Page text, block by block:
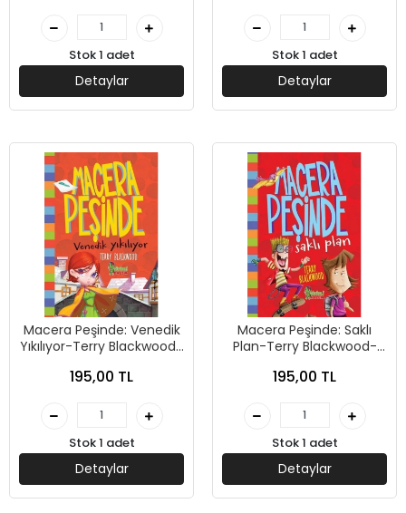
Stok 1 adet
Detaylar
Stok 1 adet
Detaylar
Macera Peşinde: Venedik
Yıkılıyor-Terry Blackwood-
195,00 TL
Stok 1 adet
Detaylar
Macera Peşinde: Saklı
Plan-Terry Blackwood-
195,00 TL
Stok 1 adet
Detaylar